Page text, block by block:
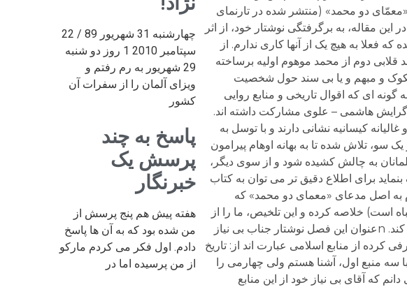
چهارشنبه 31 شهریور 89 / 22
سپتامبر 2010 1 روز دو شنبه
29 شهریور به رم رفتم و
ویزای آلمان را از سفرات آن
کشور
پاسخ به چند
پرسش یک
خبرنگار
هفته پیش هم پنج پرسش از
من شده بود که به آن ها پاسخ
دادم. اول فکر می کردم مارکو
از من پرسیده اما در